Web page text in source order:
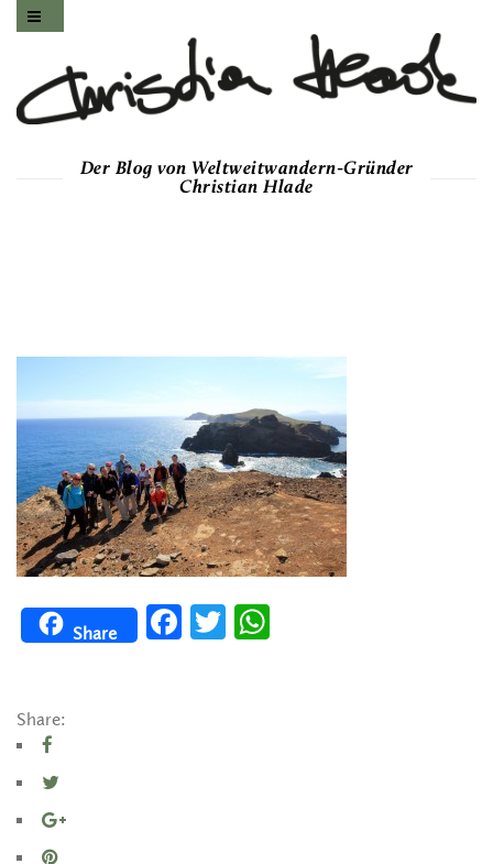
Der Blog von Weltweitwandern-Gründer
Christian Hlade
Share
FacebookTwitter
Share: